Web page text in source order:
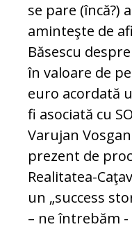
se pare (încă?)
aminteşte de
Băsescu
în valoare de
euro acordată
fi asociată cu
Varujan
prezent de
Realitatea-
un „success
– ne întrebăm